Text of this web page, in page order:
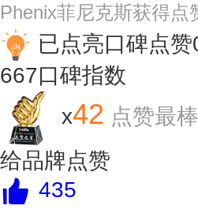
Phenix菲尼克斯获得
已点亮口碑点赞
667口碑指数
x42 点赞最棒
给品牌点赞
435